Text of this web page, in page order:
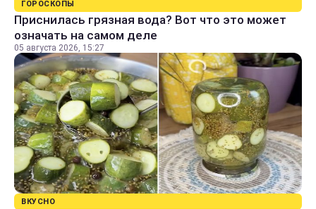
ГОРОСКОПЫ
Приснилась грязная вода? Вот что это может
означать на самом деле
05 августа 2026, 15:27
ВКУСНО